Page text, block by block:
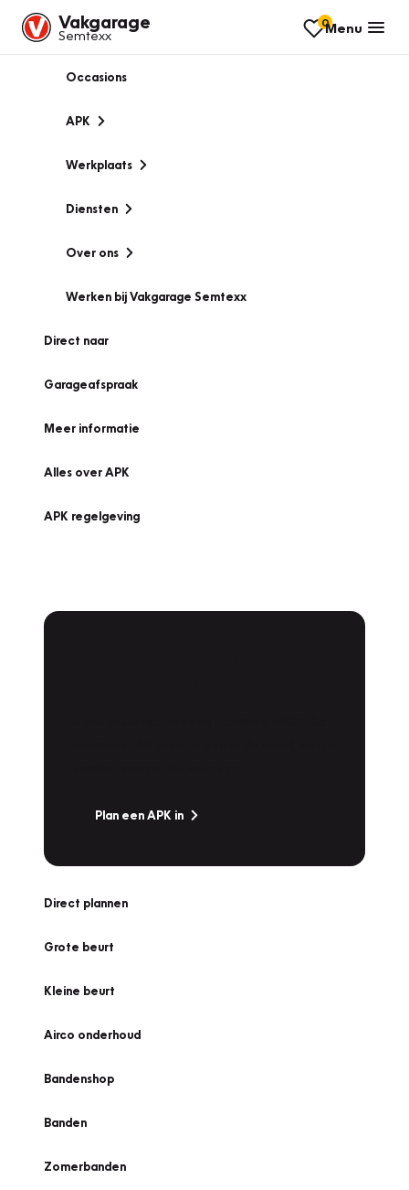
Vakgarage
Semtexx
0Menu
Occasions
APK
Werkplaats
Diensten
Over ons
Werken bij Vakgarage Semtexx
Direct naar
Garageafspraak
Meer informatie
Alles over APK
APK regelgeving
Plan een APK in
Direct plannen
Grote beurt
Kleine beurt
Airco onderhoud
Bandenshop
Banden
Zomerbanden